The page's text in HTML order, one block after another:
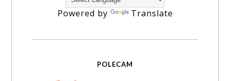
Powered by Translate
POLECAM